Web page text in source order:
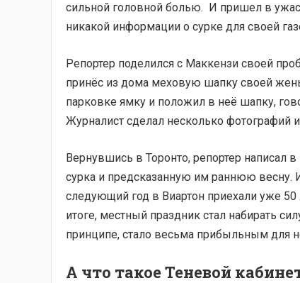
сильной головной болью. И пришел в
никакой информации о сурке для своей
Репортер поделился с Маккензи своей
принёс из дома меховую шапку своей
парковке ямку и положил в неё шапку,
Журналист сделал несколько фотографий
Вернувшись в Торонто, репортер написал
сурка и предсказанную им раннюю весну.
следующий год в Виартон приехали уже
итоге, местный праздник стал набирать
принципе, стало весьма прибыльным для
А что такое Теневой